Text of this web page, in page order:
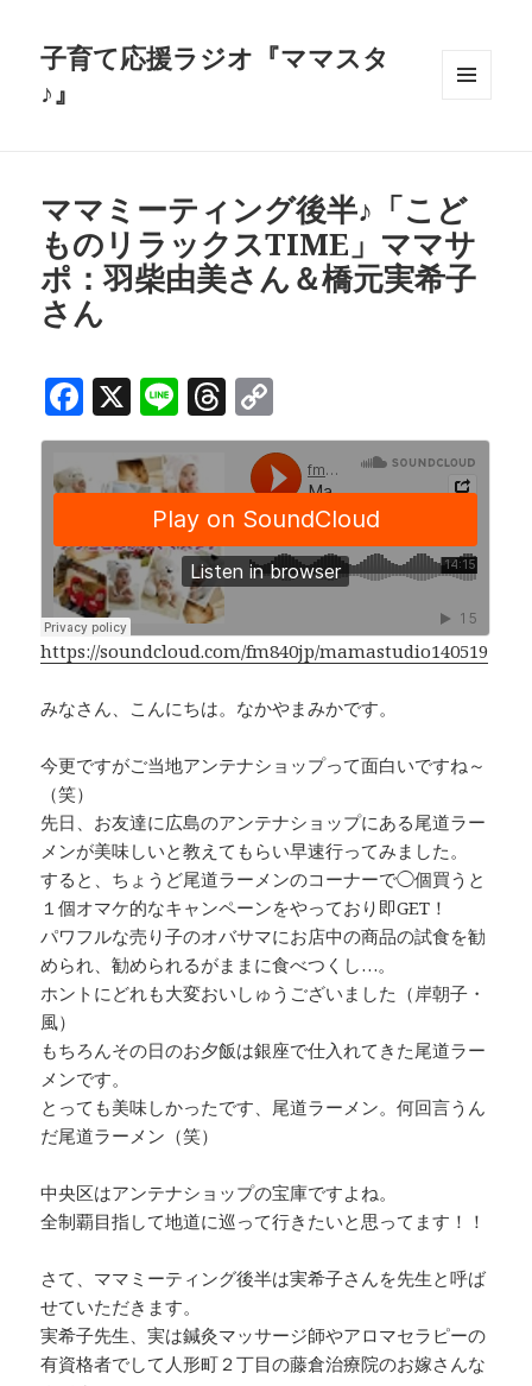
子育て応援ラジオ『ママスタ
♪』
ママミーティング後半♪「こど
ものリラックスTIME」ママサ
ポ：羽柴由美さん＆橋元実希子
さん
F
a
c
e
b
o
o
k
X Li
n
e
T
h
e
a
d
s
o
p
y
Li
n
k
https://soundcloud.com/fm840jp/mamastudio140519
みなさん、こんにちは。なかやまみかです。
今更ですがご当地アンテナショップって面白いですね～
（笑）
先日、お友達に広島のアンテナショップにある尾道ラー
メンが美味しいと教えてもらい早速行ってみました。
すると、ちょうど尾道ラーメンのコーナーで◯個買うと
１個オマケ的なキャンペーンをやっており即GET！
パワフルな売り子のオバサマにお店中の商品の試食を勧
められ、勧められるがままに食べつくし…。
ホントにどれも大変おいしゅうございました（岸朝子・
風）
もちろんその日のお夕飯は銀座で仕入れてきた尾道ラー
メンです。
とっても美味しかったです、尾道ラーメン。何回言うん
だ尾道ラーメン（笑）
中央区はアンテナショップの宝庫ですよね。
全制覇目指して地道に巡って行きたいと思ってます！！
さて、ママミーティング後半は実希子さんを先生と呼ば
せていただきます。
実希子先生、実は鍼灸マッサージ師やアロマセラピーの
有資格者でして人形町２丁目の藤倉治療院のお嫁さんな